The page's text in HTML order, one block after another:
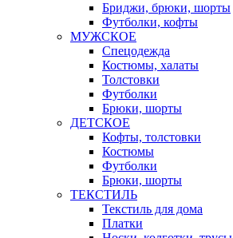
Бриджи, брюки, шорты
Футболки, кофты
МУЖСКОЕ
Спецодежда
Костюмы, халаты
Толстовки
Футболки
Брюки, шорты
ДЕТСКОЕ
Кофты, толстовки
Костюмы
Футболки
Брюки, шорты
ТЕКСТИЛЬ
Текстиль для дома
Платки